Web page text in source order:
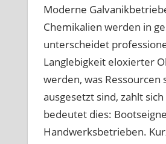
Moderne
Chemikalien werden in
unterscheidet
Langlebigkeit eloxierter
werden, was
ausgesetzt sind, zahlt
bedeutet dies:
Handwerksbetrieben.